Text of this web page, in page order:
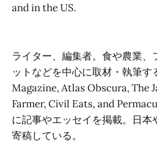
and in the US.
ライター、編集者。食や農業、
ットなどを中心に取材・執筆
Magazine, Atlas Obscura, The
Farmer, Civil Eats, and
に記事やエッセイを掲載。日本
寄稿している。